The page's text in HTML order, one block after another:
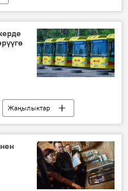
Жаңылыктар
мэриясы